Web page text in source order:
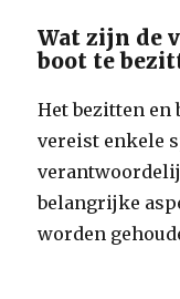
Wat zijn de
boot te
Het bezitten en
vereist enkele
belangrijke
worden